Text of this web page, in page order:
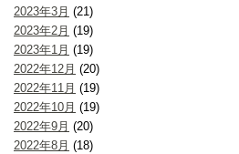
2023年3月 (21)
2023年2月 (19)
2023年1月 (19)
2022年12月 (20)
2022年11月 (19)
2022年10月 (19)
2022年9月 (20)
2022年8月 (18)